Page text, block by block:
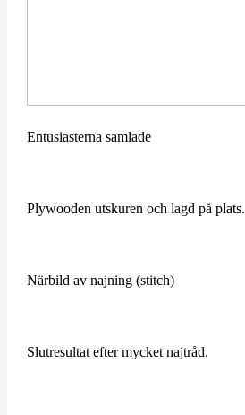
Entusiasterna samlade
Plywooden utskuren och lagd på plats.
Närbild av najning (stitch)
Slutresultat efter mycket najtråd.